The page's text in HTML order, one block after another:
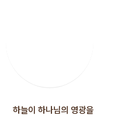
하늘이 하나님의 영광을